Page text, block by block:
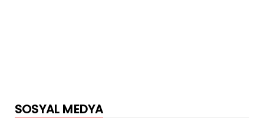
SOSYAL MEDYA